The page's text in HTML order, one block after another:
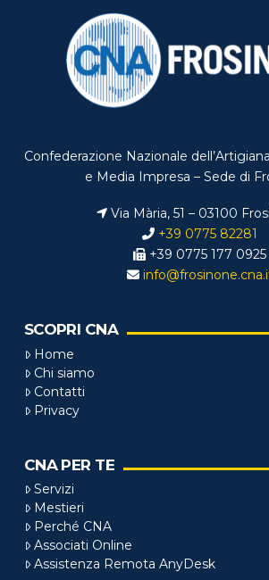
Confederazione Nazionale
e Media Impresa – Sede di
Via Mària, 51 – 03100
+39 0775 82281
+39 0775 177 0925
SCOPRI CNA
Home
Chi siamo
Contatti
Privacy
CNA PER TE
Servizi
Mestieri
Perché CNA
Associati Online
Assistenza Remota AnyDesk